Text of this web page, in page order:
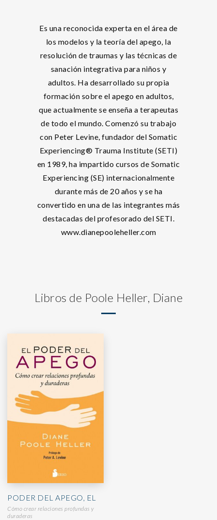
Es una reconocida experta en el área de
los modelos y la teoría del apego, la
resolución de traumas y las técnicas de
sanación integrativa para niños y
adultos. Ha desarrollado su propia
formación sobre el apego en adultos,
que actualmente se enseña a terapeutas
de todo el mundo. Comenzó su trabajo
con Peter Levine, fundador del Somatic
Experiencing® Trauma Institute (SETI)
en 1989, ha impartido cursos de Somatic
Experiencing (SE) internacionalmente
durante más de 20 años y se ha
convertido en una de las integrantes más
destacadas del profesorado del SETI.
www.dianepooleheller.com
Libros de Poole Heller, Diane
PODER DEL APEGO, EL
Cómo crear relaciones profundas y
duraderas